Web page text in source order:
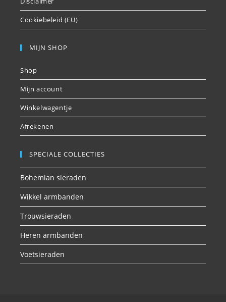
Cookiebeleid (EU)
MIJN SHOP
Shop
Mijn account
Winkelwagentje
Afrekenen
SPECIALE COLLECTIES
Bohemian sieraden
Wikkel armbanden
Trouwsieraden
Heren armbanden
Voetsieraden